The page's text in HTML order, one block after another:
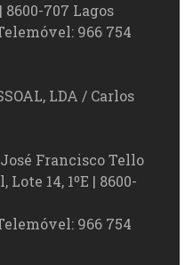
8600-707 Lagos
966 754
LDA / Carlos
Francisco Tello
14, 1ºE | 8600-
966 754